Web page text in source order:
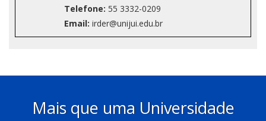
Telefone: 55 3332-0209
Email:irder@unijui.edu.br
Mais que uma Universidade